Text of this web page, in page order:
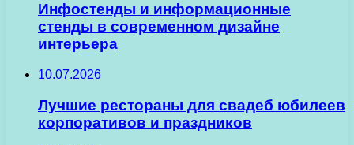
Инфостенды и информационные
стенды в современном дизайне
интерьера
10.07.2026
Лучшие рестораны для свадеб юбилеев
корпоративов и праздников